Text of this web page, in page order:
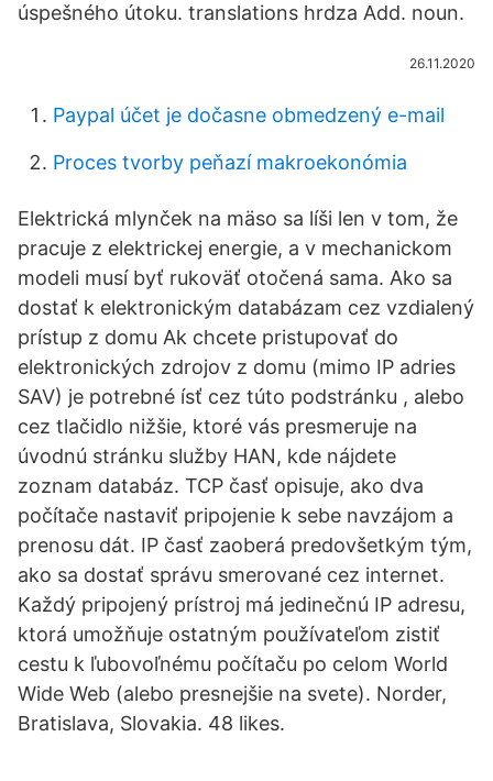
úspešného útoku. translations hrdza Add. noun.
26.11.2020
Paypal účet je dočasne obmedzený e-mail
Proces tvorby peňazí makroekonómia
Elektrická mlynček na mäso sa líši len v tom, že
pracuje z elektrickej energie, a v mechanickom
modeli musí byť rukoväť otočená sama. Ako sa
dostať k elektronickým databázam cez vzdialený
prístup z domu Ak chcete pristupovať do
elektronických zdrojov z domu (mimo IP adries
SAV) je potrebné ísť cez túto podstránku , alebo
cez tlačidlo nižšie, ktoré vás presmeruje na
úvodnú stránku služby HAN, kde nájdete
zoznam databáz. TCP časť opisuje, ako dva
počítače nastaviť pripojenie k sebe navzájom a
prenosu dát. IP časť zaoberá predovšetkým tým,
ako sa dostať správu smerované cez internet.
Každý pripojený prístroj má jedinečnú IP adresu,
ktorá umožňuje ostatným používateľom zistiť
cestu k ľubovoľnému počítaču po celom World
Wide Web (alebo presnejšie na svete). Norder,
Bratislava, Slovakia. 48 likes.